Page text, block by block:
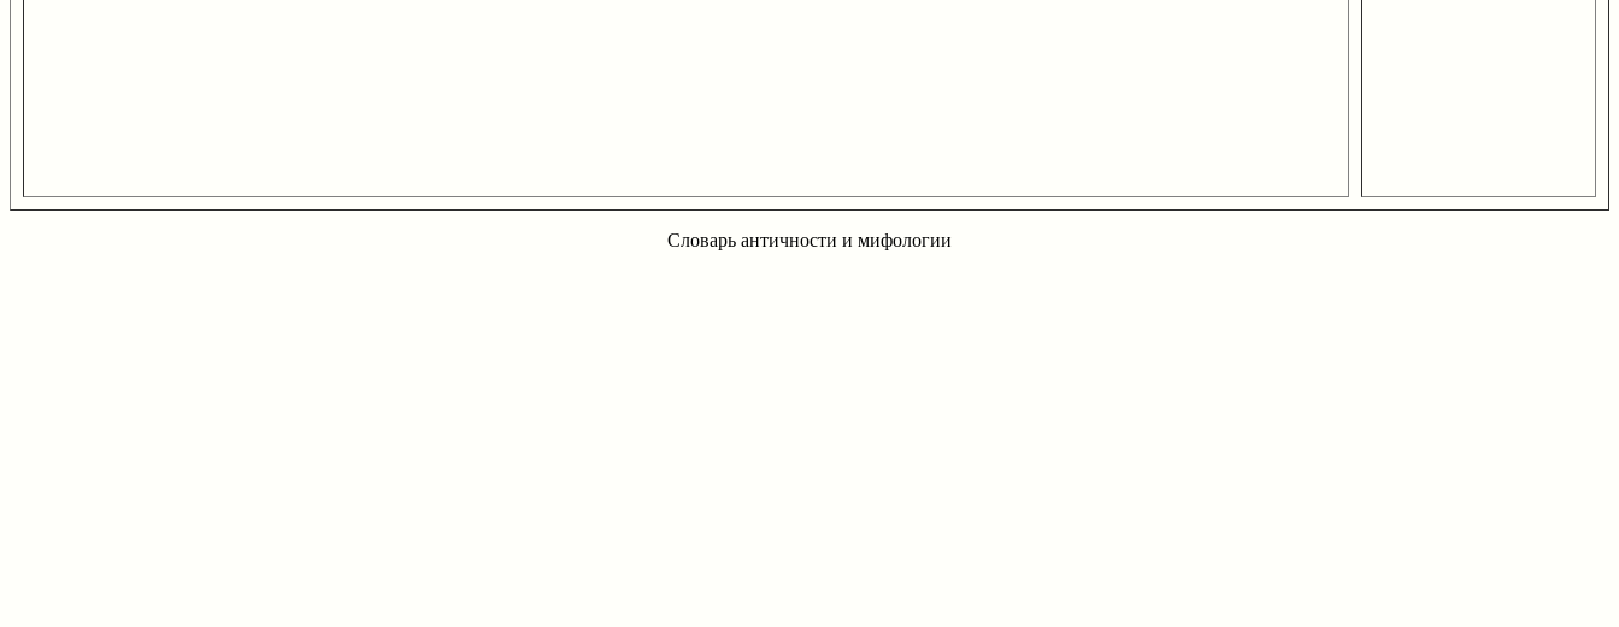
Словарь античности и мифологии